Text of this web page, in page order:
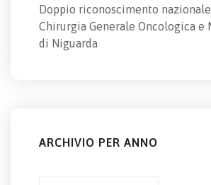
Doppio riconoscimento
Chirurgia Generale Oncologica e
di Niguarda
ARCHIVIO PER ANNO